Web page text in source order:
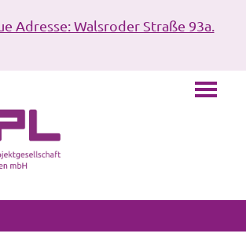
Adresse: Walsroder Straße 93a.